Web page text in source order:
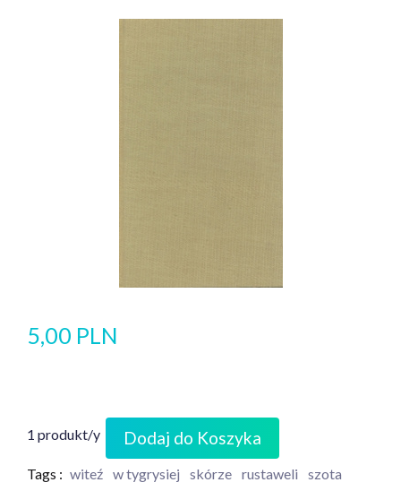
5,00 PLN
1 produkt/y Dodaj do Koszyka
Tags : witeź w tygrysiej skórze rustaweli szota